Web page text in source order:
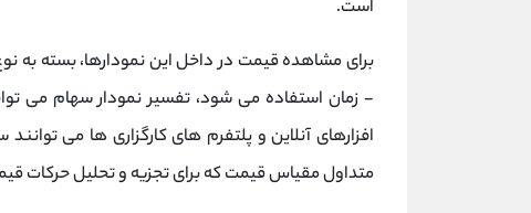
است.
برای مشاهده قیمت در داخل این نمودارها، بسته
- زمان استفاده می شود، تفسیر نمودار سهام می
افزارهای آنلاین و پلتفرم های کارگزاری ها می
متداول مقیاس قیمت که برای تجزیه و تحلیل حرکات